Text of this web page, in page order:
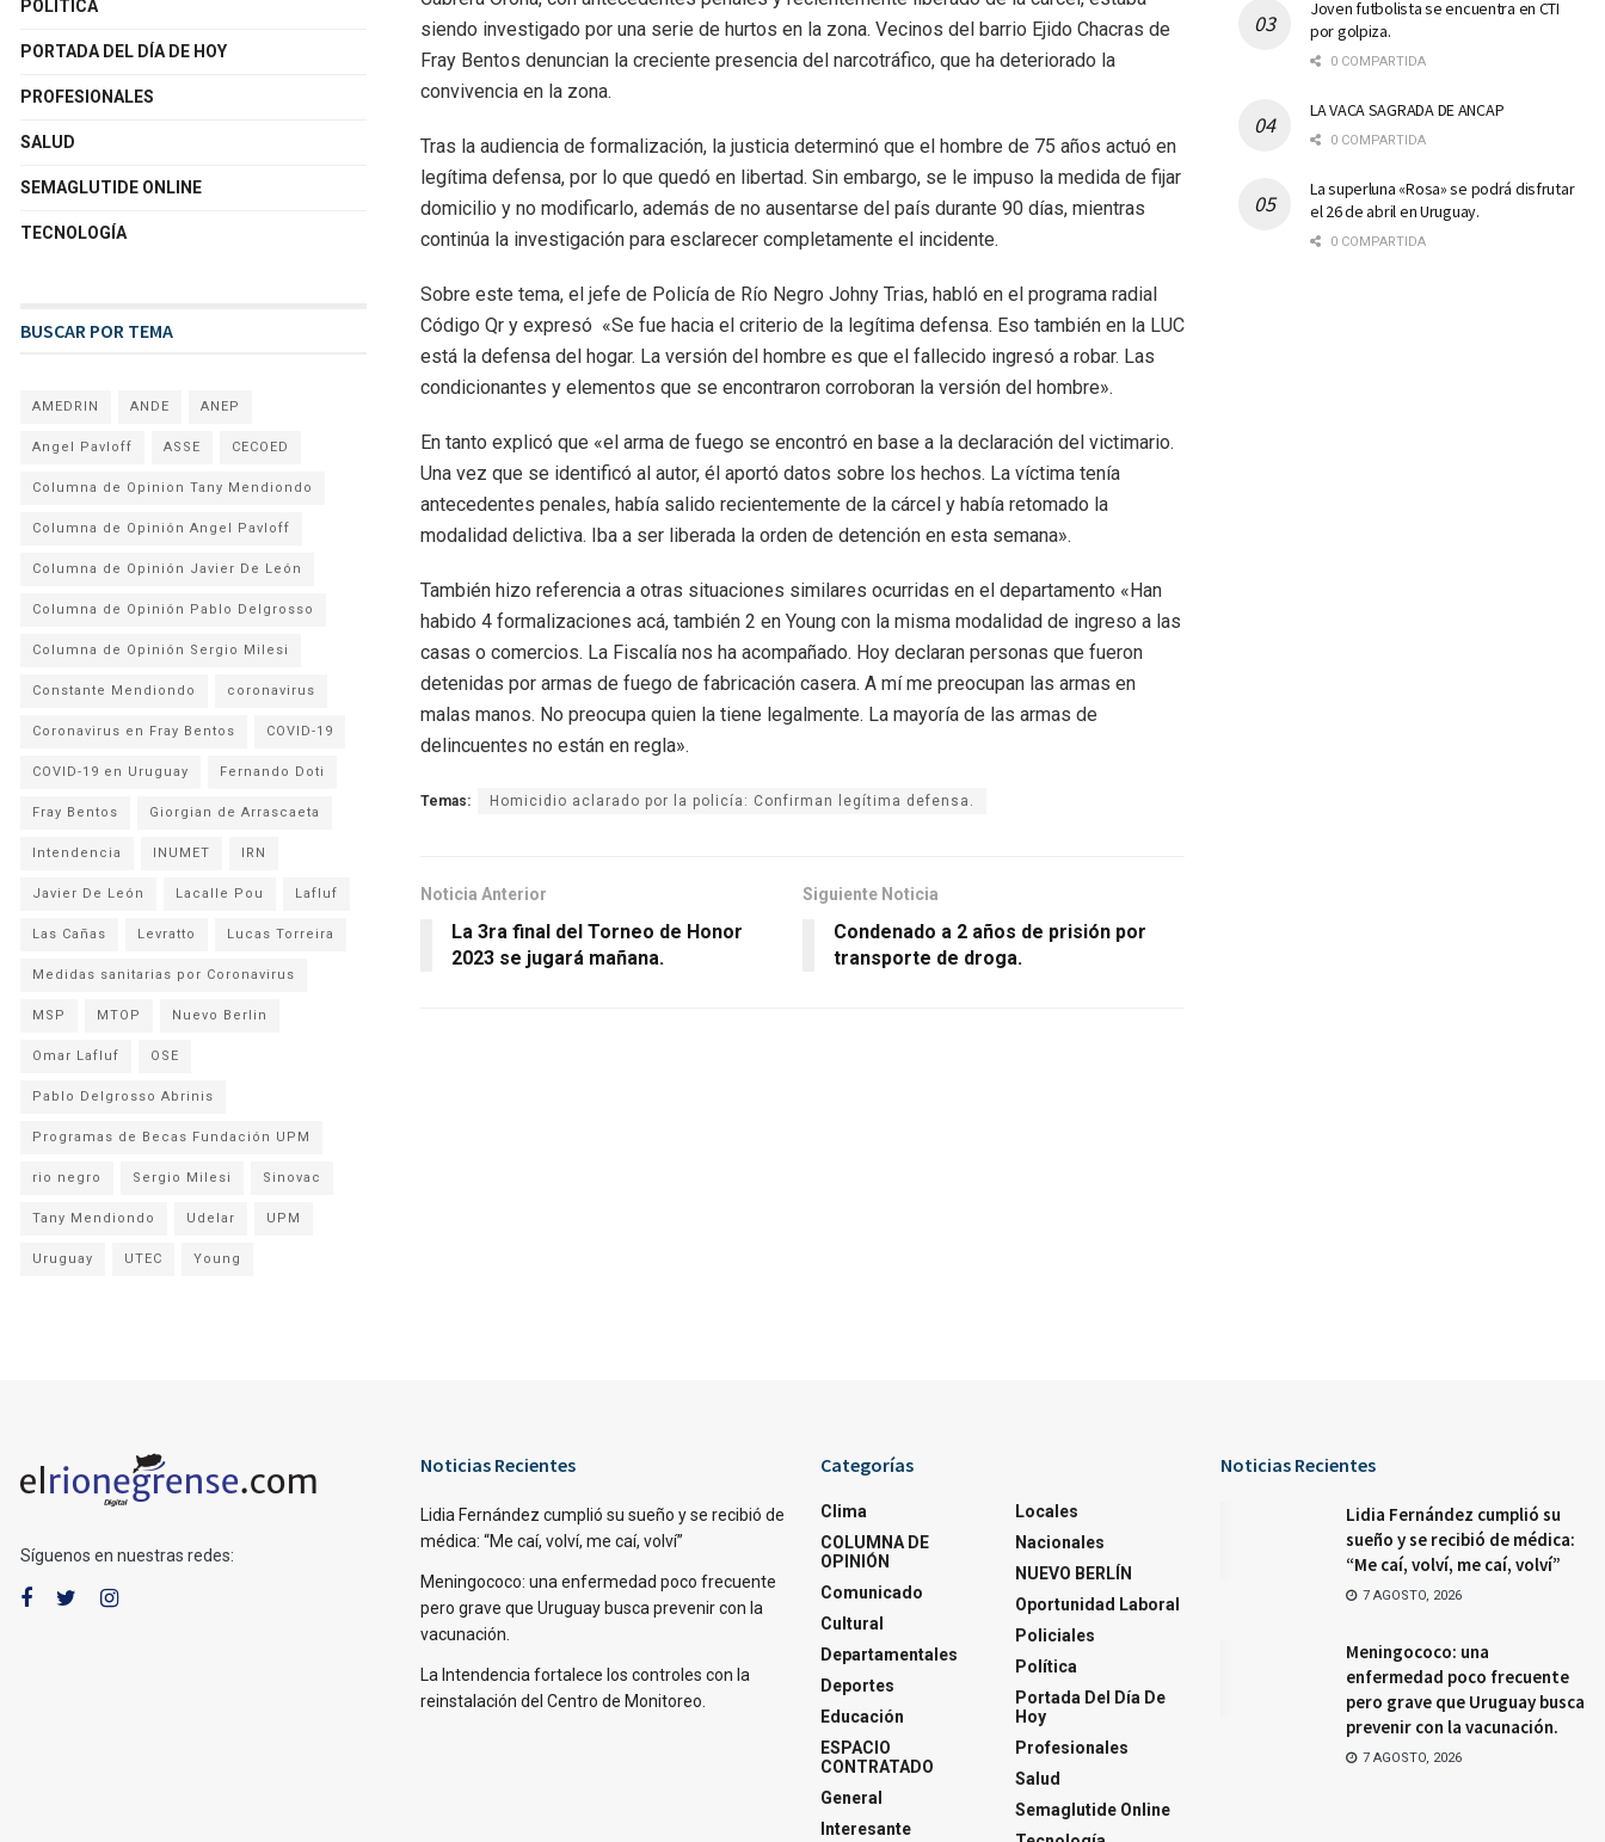
siendo investigado por una serie de hurtos en la zona. Vecinos del barrio Ejido Chacras de
Fray Bentos denuncian la creciente presencia del narcotráfico, que ha deteriorado la
convivencia en la zona.
Tras la audiencia de formalización, la justicia determinó que el hombre de 75 años actuó en
legítima defensa, por lo que quedó en libertad. Sin embargo, se le impuso la medida de fijar
domicilio y no modificarlo, además de no ausentarse del país durante 90 días, mientras
continúa la investigación para esclarecer completamente el incidente.
Sobre este tema, el jefe de Policía de Río Negro Johny Trias, habló en el programa radial
Código Qr y expresó «Se fue hacia el criterio de la legítima defensa. Eso también en la LUC
está la defensa del hogar. La versión del hombre es que el fallecido ingresó a robar. Las
condicionantes y elementos que se encontraron corroboran la versión del hombre».
En tanto explicó que «el arma de fuego se encontró en base a la declaración del victimario.
Una vez que se identificó al autor, él aportó datos sobre los hechos. La víctima tenía
antecedentes penales, había salido recientemente de la cárcel y había retomado la
modalidad delictiva. Iba a ser liberada la orden de detención en esta semana».
También hizo referencia a otras situaciones similares ocurridas en el departamento «Han
habido 4 formalizaciones acá, también 2 en Young con la misma modalidad de ingreso a las
casas o comercios. La Fiscalía nos ha acompañado. Hoy declaran personas que fueron
detenidas por armas de fuego de fabricación casera. A mí me preocupan las armas en
malas manos. No preocupa quien la tiene legalmente. La mayoría de las armas de
delincuentes no están en regla».
Temas: Homicidio aclarado por la policía: Confirman legítima defensa.
Noticia Anterior
La 3ra final del Torneo de Honor
2023 se jugará mañana.
Siguiente Noticia
Condenado a 2 años de prisión por
transporte de droga.
POLÍTICA
PORTADA DEL DÍA DE HOY
PROFESIONALES
SALUD
SEMAGLUTIDE ONLINE
TECNOLOGÍA
BUSCAR POR TEMA
AMEDRIN ANDE ANEP
Angel Pavloff ASSE CECOED
Columna de Opinion Tany Mendiondo
Columna de Opinión Angel Pavloff
Columna de Opinión Javier De León
Columna de Opinión Pablo Delgrosso
Columna de Opinión Sergio Milesi
Constante Mendiondo coronavirus
Coronavirus en Fray Bentos COVID-19
COVID-19 en Uruguay Fernando Doti
Fray Bentos Giorgian de Arrascaeta
Intendencia INUMET IRN
Javier De León Lacalle Pou Lafluf
Las Cañas Levratto Lucas Torreira
Medidas sanitarias por Coronavirus
MSP MTOP Nuevo Berlin
Omar Lafluf OSE
Pablo Delgrosso Abrinis
Programas de Becas Fundación UPM
rio negro Sergio Milesi Sinovac
Tany Mendiondo Udelar UPM
Uruguay UTEC Young
Joven futbolista se encuentra en CTI
por golpiza.
0 COMPARTIDA
LA VACA SAGRADA DE ANCAP
0 COMPARTIDA
La superluna «Rosa» se podrá disfrutar
el 26 de abril en Uruguay.
0 COMPARTIDA
Síguenos en nuestras redes:
Noticias Recientes
Lidia Fernández cumplió su sueño y se recibió de
médica: “Me caí, volví, me caí, volví”
Meningococo: una enfermedad poco frecuente
pero grave que Uruguay busca prevenir con la
vacunación.
La Intendencia fortalece los controles con la
reinstalación del Centro de Monitoreo.
Categorías
Clima
COLUMNA DE
OPINIÓN
Comunicado
Cultural
Departamentales
Deportes
Educación
ESPACIO
CONTRATADO
General
Interesante
Locales
Nacionales
NUEVO BERLÍN
Oportunidad Laboral
Policiales
Política
Portada Del Día De
Hoy
Profesionales
Salud
Semaglutide Online
Noticias Recientes
Lidia Fernández cumplió su
sueño y se recibió de médica:
“Me caí, volví, me caí, volví”
7 AGOSTO, 2026
Meningococo: una
enfermedad poco frecuente
pero grave que Uruguay busca
prevenir con la vacunación.
7 AGOSTO, 2026